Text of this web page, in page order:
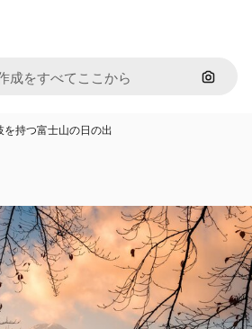
画像で
を持つ富士山の日の出